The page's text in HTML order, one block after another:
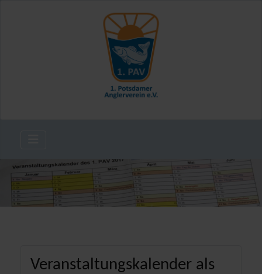
Veranstaltungskalender als